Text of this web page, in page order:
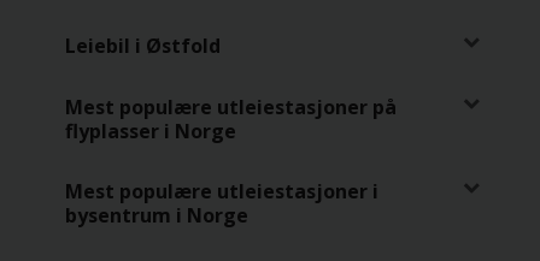
Leiebil i Østfold
Mest populære utleiestasjoner på
flyplasser i Norge
Mest populære utleiestasjoner i
bysentrum i Norge